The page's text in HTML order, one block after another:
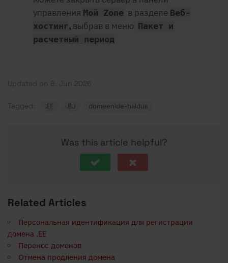
управления Мой Zone в разделе Веб-
хостинг, выбрав в меню Пакет и
расчетный период
Updated on 8. Jun 2026
Tagged: .EE .EU domeenide-haldus
Was this article helpful?
Related Articles
Персональная идентификация для регистрации
домена .EE
Перенос доменов
Отмена продления домена